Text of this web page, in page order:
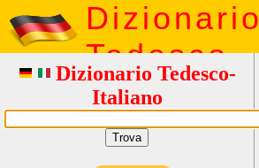
Dizionario
Tedesco
Dizionario Tedesco-
Italiano